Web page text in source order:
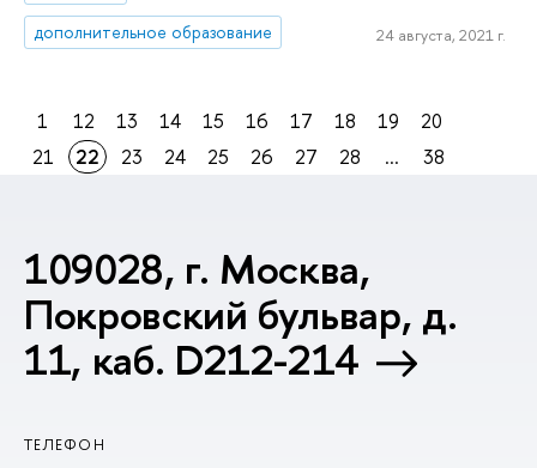
дополнительное образование
24 августа, 2021 г.
1 12 13 14 15 16 17 18 19
20
21
22 23 24 25 26 27 28 ... 38
109028, г. Москва,
Покровский бульвар, д.
11, каб. D212-214
ТЕЛЕФОН